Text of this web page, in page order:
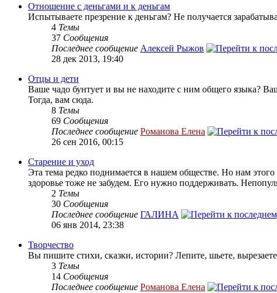
Отношение с деньгами и к деньгам
Испытываете презрение к деньгам? Не получается
4 Темы
37 Сообщения
Последнее сообщение Алексей Рыжов
28 дек 2013, 19:40
Отцы и дети
Ваше чадо бунтует и вы не находите с ним общего языка?
Тогда, вам сюда.
8 Темы
69 Сообщения
Последнее сообщение Романова Елена
26 сен 2016, 00:15
Старение и уход
Эта тема редко поднимается в нашем обществе. Но нам
здоровье тоже не забудем. Его нужно поддерживать.
2 Темы
30 Сообщения
Последнее сообщение ГАЛИНА
06 янв 2014, 23:38
Творчество
Вы пишите стихи, сказки, истории? Лепите, шьете,
3 Темы
14 Сообщения
Последнее сообщение Романова Елена